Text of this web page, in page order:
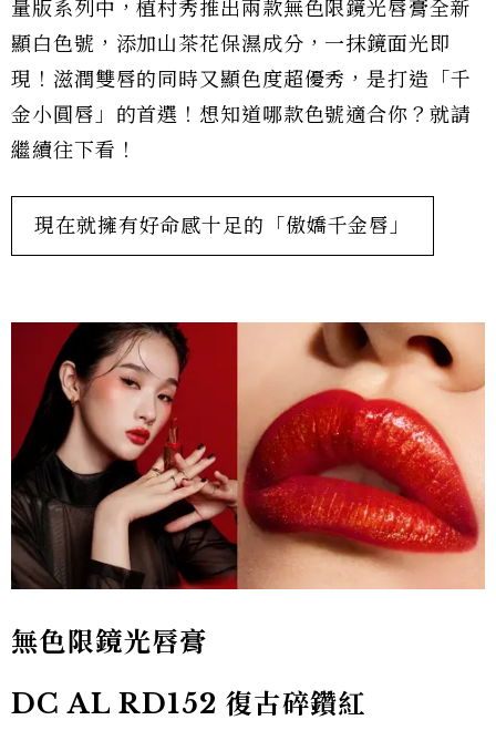
量版系列中，植村秀推出兩款無色限鏡光唇膏全新
顯白色號，添加山茶花保濕成分，一抹鏡面光即
現！滋潤雙唇的同時又顯色度超優秀，是打造「千
金小圓唇」的首選！想知道哪款色號適合你？就請
繼續往下看！
現在就擁有好命感十足的「傲嬌千金唇」
無色限鏡光唇膏
DC AL RD152 復古碎鑽紅